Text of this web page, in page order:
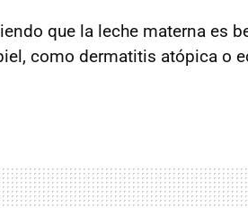
que la leche materna es
como dermatitis atópica o